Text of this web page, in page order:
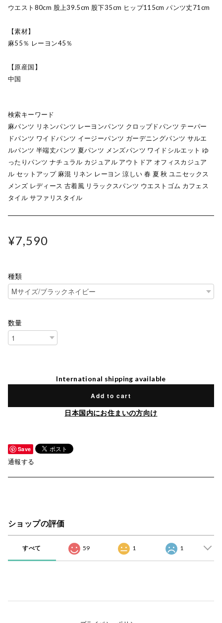
ウエスト80cm 股上39.5cm 股下35cm ヒップ115cm パンツ丈71cm
【素材】
麻55％ レーヨン45％
【原産国】
中国
検索キーワード
麻パンツ リネンパンツ レーヨンパンツ クロップドパンツ テーパー
ドパンツ ワイドパンツ イージーパンツ ガーデニングパンツ サルエ
ルパンツ 半端丈パンツ 夏パンツ メンズパンツ ワイドシルエット ゆ
ったりパンツ ナチュラル カジュアル アウトドア オフィスカジュア
ル セットアップ 麻混 リネン レーヨン 涼しい 春 夏 秋 ユニセックス
メンズ レディース 古着風 リラックスパンツ ウエストゴム カフェス
タイル サファリスタイル
¥7,590
種類
数量
International shipping available
Add to cart
日本国内にお住まいの方向け
Save
通報する
ショップの評価
すべて 59 1 1